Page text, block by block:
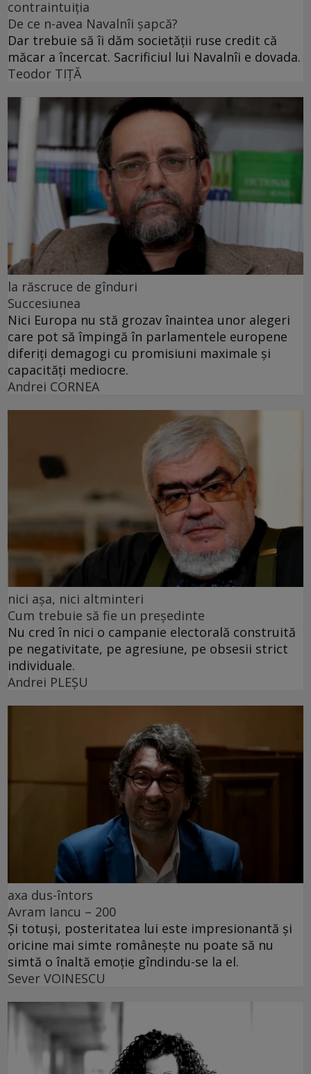
contraintuiția
De ce n-avea Navalnîi șapcă?
Dar trebuie să îi dăm societății ruse credit că
măcar a încercat. Sacrificiul lui Navalnîi e dovada.
Teodor TIŢĂ
la răscruce de gînduri
Succesiunea
Nici Europa nu stă grozav înaintea unor alegeri
care pot să împingă în parlamentele europene
diferiți demagogi cu promisiuni maximale și
capacități mediocre.
Andrei CORNEA
nici așa, nici altminteri
Cum trebuie să fie un președinte
Nu cred în nici o campanie electorală construită
pe negativitate, pe agresiune, pe obsesii strict
individuale.
Andrei PLEŞU
axa dus-întors
Avram Iancu – 200
Și totuși, posteritatea lui este impresionantă și
oricine mai simte românește nu poate să nu
simtă o înaltă emoție gîndindu-se la el.
Sever VOINESCU